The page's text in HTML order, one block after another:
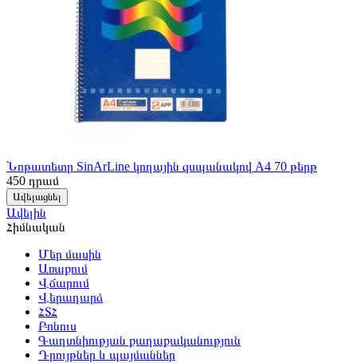
Նոթատետր SinArLine կողային զսպանակով A4 70 թերթ
450 դրամ
Ավելացնել
Ավելին
Հիմնական
Մեր մասին
Առաքում
Վճարում
Վերադարձ
ՀՏՀ
Բոնուս
Գաղտնիության քաղաքականություն
Դրույթներ և պայմաններ